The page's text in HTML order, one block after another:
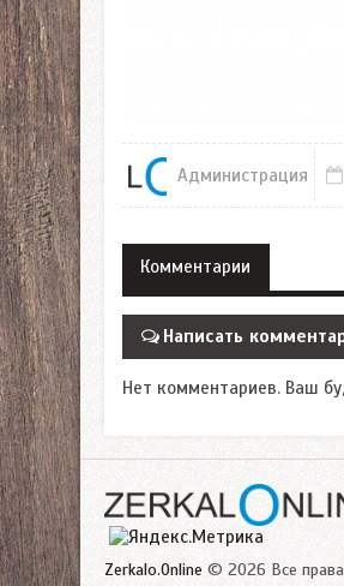
Администрация
Комментарии
Написать
Нет комментариев. Ваш
Zerkalo.Online © 2026 Все